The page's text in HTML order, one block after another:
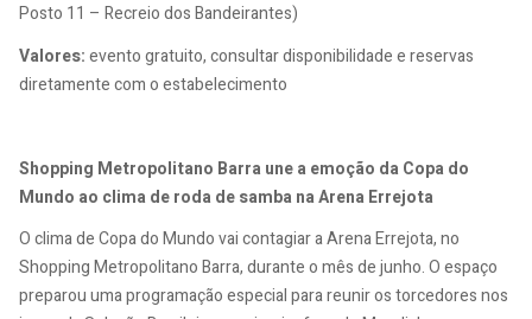
Posto 11 – Recreio dos Bandeirantes)
Valores:evento gratuito, consultar disponibilidade e reservas
diretamente com o estabelecimento
Shopping Metropolitano Barra une a emoção da Copa do
Mundo ao clima de roda de samba na Arena Errejota
O clima de Copa do Mundo vai contagiar a Arena Errejota, no
Shopping Metropolitano Barra, durante o mês de junho. O espaço
preparou uma programação especial para reunir os torcedores nos